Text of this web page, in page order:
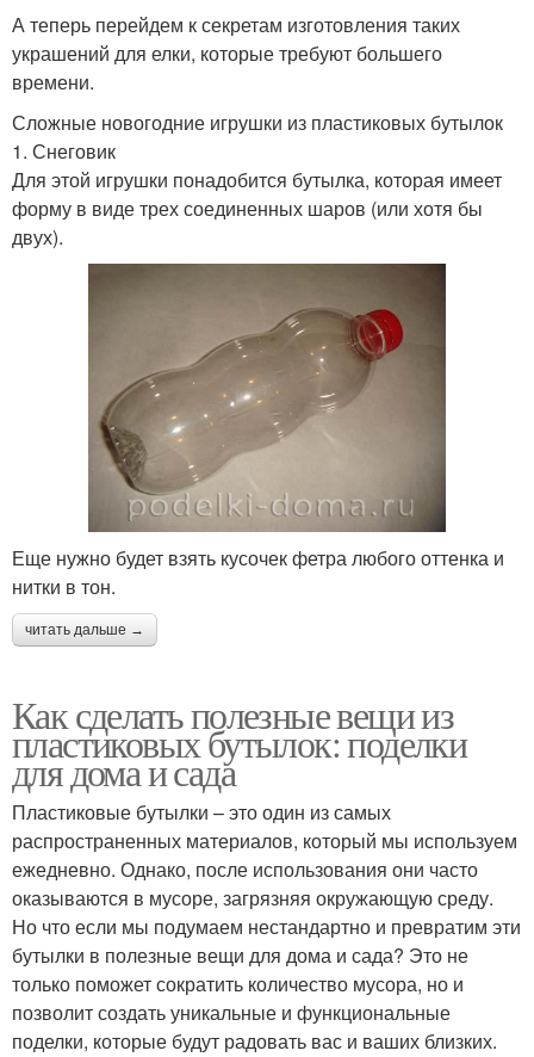
А теперь перейдем к секретам изготовления таких
украшений для елки, которые требуют большего
времени.
Сложные новогодние игрушки из пластиковых бутылок
1. Снеговик
Для этой игрушки понадобится бутылка, которая имеет
форму в виде трех соединенных шаров (или хотя бы
двух).
Еще нужно будет взять кусочек фетра любого оттенка и
нитки в тон.
читать дальше →
Как сделать полезные вещи из
пластиковых бутылок: поделки
для дома и сада
Пластиковые бутылки – это один из самых
распространенных материалов, который мы используем
ежедневно. Однако, после использования они часто
оказываются в мусоре, загрязняя окружающую среду.
Но что если мы подумаем нестандартно и превратим эти
бутылки в полезные вещи для дома и сада? Это не
только поможет сократить количество мусора, но и
позволит создать уникальные и функциональные
поделки, которые будут радовать вас и ваших близких.